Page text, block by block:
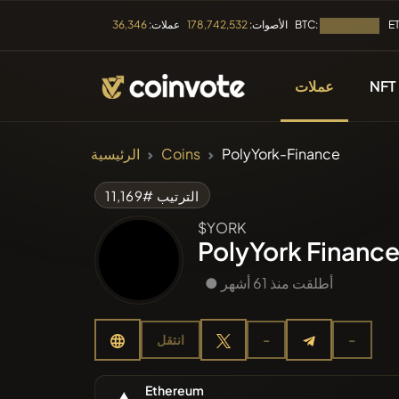
عملات: 36,346 الأصوات: 178,742,532 BTC:
عملات NFT
الرئيسية Coins PolyYork-Finance
الترتيب #11,169
$YORK
PolyYork Finance
● أطلقت منذ 61 أشهر
انتقل - -
Ethereum